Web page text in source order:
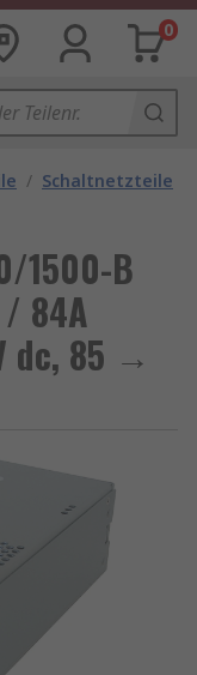
0
/ Schaltnetzteile
1500-B
84A
dc, 85 →